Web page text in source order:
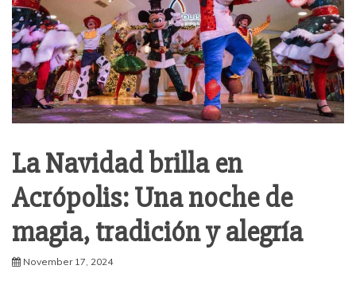
La Navidad brilla en
Acrópolis: Una noche de
magia, tradición y alegría
November 17, 2024